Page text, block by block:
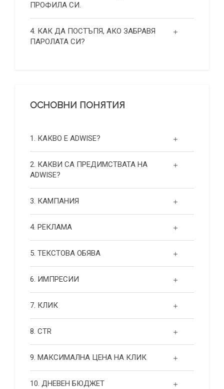
ПРОФИЛА СИ.
4. КАК ДА ПОСТЪПЯ, АКО ЗАБРАВЯ
ПАРОЛАТА СИ?
ОСНОВНИ ПОНЯТИЯ
1. КАКВО Е ADWISE?
2. КАКВИ СА ПРЕДИМСТВАТА НА
ADWISE?
3. КАМПАНИЯ
4. РЕКЛАМА
5. ТЕКСТОВА ОБЯВА
6. ИМПРЕСИИ
7. КЛИК
8. CTR
9. МАКСИМАЛНА ЦЕНА НА КЛИК
10. ДНЕВЕН БЮДЖЕТ